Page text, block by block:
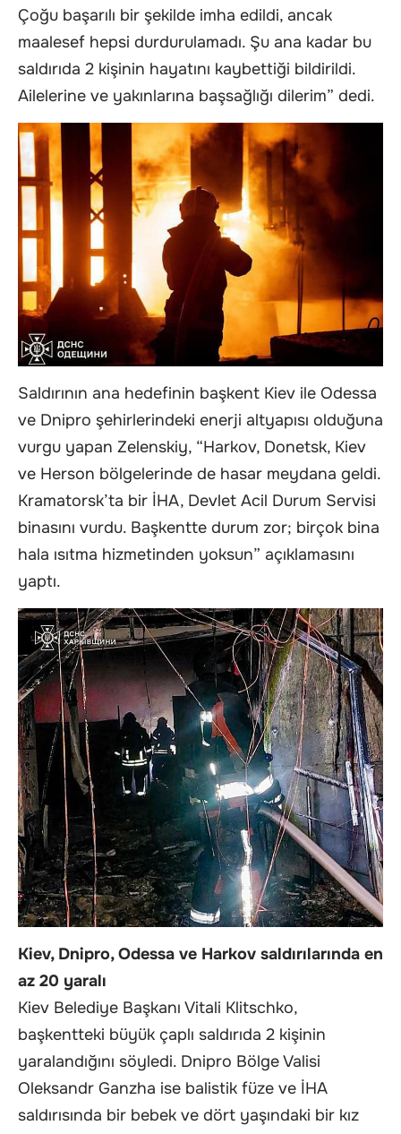
Çoğu başarılı bir şekilde imha edildi, ancak
maalesef hepsi durdurulamadı. Şu ana kadar bu
saldırıda 2 kişinin hayatını kaybettiği bildirildi.
Ailelerine ve yakınlarına başsağlığı dilerim” dedi.
Saldırının ana hedefinin başkent Kiev ile Odessa
ve Dnipro şehirlerindeki enerji altyapısı olduğuna
vurgu yapan Zelenskiy, “Harkov, Donetsk, Kiev
ve Herson bölgelerinde de hasar meydana geldi.
Kramatorsk’ta bir İHA, Devlet Acil Durum Servisi
binasını vurdu. Başkentte durum zor; birçok bina
hala ısıtma hizmetinden yoksun” açıklamasını
yaptı.
Kiev, Dnipro, Odessa ve Harkov saldırılarında en
az 20 yaralı
Kiev Belediye Başkanı Vitali Klitschko,
başkentteki büyük çaplı saldırıda 2 kişinin
yaralandığını söyledi. Dnipro Bölge Valisi
Oleksandr Ganzha ise balistik füze ve İHA
saldırısında bir bebek ve dört yaşındaki bir kız